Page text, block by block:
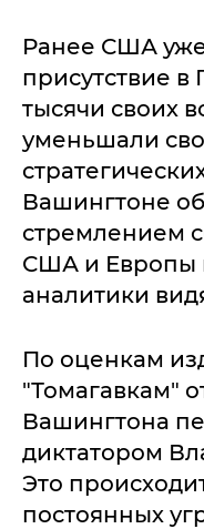
Ранее США
присутствие
тысячи своих
уменьшали
Вашингтоне
стремлением
США и Европы
аналитики
По оценкам
"Томагавкам"
Вашингтона
диктатором
Это
постоянных